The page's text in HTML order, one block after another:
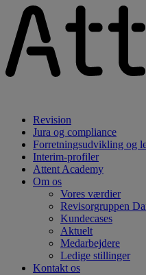
Revision
Jura og compliance
Forretningsudvikling og
Interim-profiler
Attent Academy
Om os
Vores værdier
Revisorgruppen
Kundecases
Aktuelt
Medarbejdere
Ledige stillinger
Kontakt os